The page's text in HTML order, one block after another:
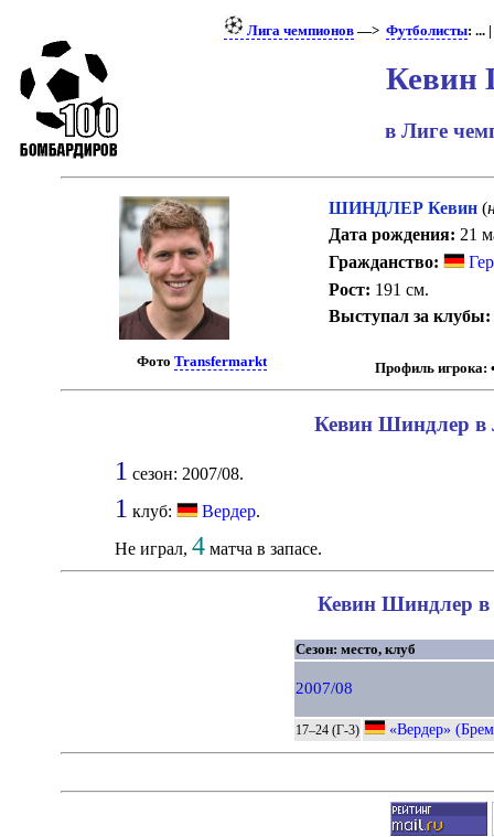
Лига чемпионов—> Футболисты: ... |
Кевин
в Лиге
ФотоTransfermarkt
ШИНДЛЕР Кевин (
Дата рождения: 21
Гражданство:
Рост: 191 см.
Выступал за клубы:
Профиль игрока:
Кевин Шиндлер в
1 сезон: 2007/08.
1 клуб: Вердер.
Не играл,4 матча в запасе.
Кевин Шиндлер в
Сезон: место, клуб
2007/08
17–24 (Г-3) «Вердер»